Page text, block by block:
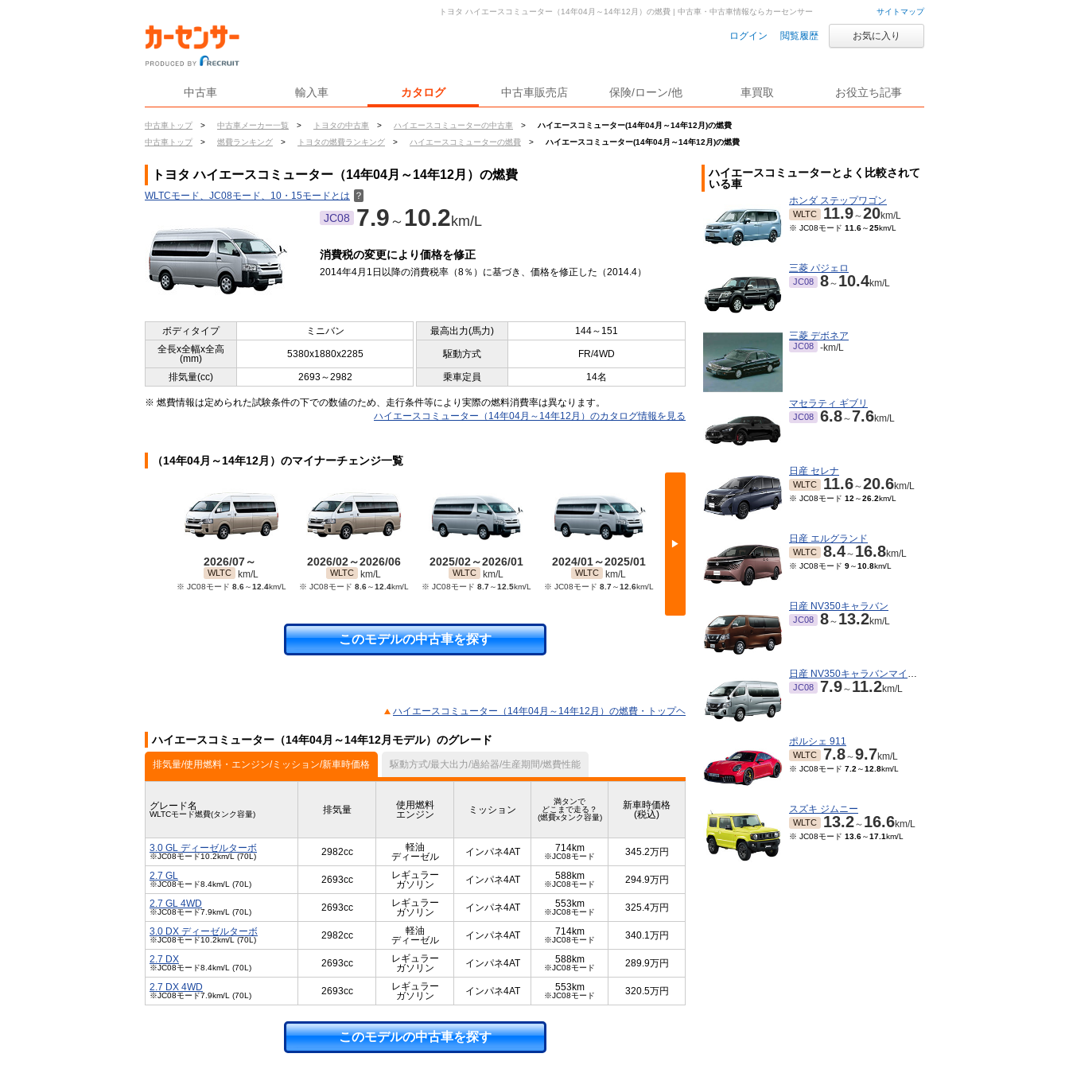
サイトマップ
ログイン 閲覧履歴 お気に入り
中古車 輸入車 カタログ 中古車販売店 保険/ローン/他 車買取 お役立ち記事
中古車トップ > 中古車メーカー一覧 > トヨタの中古車 > ハイエースコミューターの中古車 >
ハイエースコミューター(14年04月～14年12月)の燃費
中古車トップ
> 燃費ランキング > トヨタの燃費ランキング > ハイエースコミューターの燃費 > ハイエースコミューター(14年04月～14年12月)の燃費
トヨタ ハイエースコミューター（14年04月～14年12月）の燃費 | 中古車・中古車情報ならカーセンサー
トヨタ ハイエースコミューター（14年04月～14年12月）の燃費
WLTCモード、JC08モード、10・15モードとは ？
JC08 7.9 ～ 10.2km/L
消費税の変更により価格を修正
2014年4月1日以降の消費税率（8％）に基づき、価格を修正した（2014.4）
ボディタイプ ミニバン 最高出力(馬力)
144～151
全長x全幅x全高
(mm)
5380x1880x2285 駆動方式 FR/4WD
排気量(cc) 2693～2982 乗車定員 14名
※ 燃費情報は定められた試験条件の下での数値のため、走行条件等により実際の燃料消費率は異なります。
ハイエースコミューター（14年04月～14年12月）のカタログ情報を見る
（14年04月～14年12月）のマイナーチェンジ一覧
▶
2026/07～
WLTC km/L
※ JC08モード 8.6～12.4km/L
2026/02～2026/06
WLTC km/L
※ JC08モード 8.6～12.4km/L
2025/02～2026/01
WLTC km/L
※ JC08モード 8.7～12.5km/L
2024/01～2025/01
WLTC km/L
※ JC08モード 8.7～12.6km/L
2022/04～2023/12
WLTC km/L
※ JC08モード ～12.6
2021/08～2022/03
WLTC
このモデルの中古車を探す
ハイエースコミューター（14年04月～14年12月）の燃費・トップヘ
ハイエースコミューター（14年04月～14年12月モデル）のグレード
排気量/使用燃料・エンジン/ミッション/新車時価格 駆動方式/最大出力/過給器/生産期間/燃費性能
グレード名
WLTCモード燃費(タンク容量) 排気量
使用燃料
エンジン
ミッション
満タンで
どこまで走る？
(燃費xタンク容量)
新車時価格
(税込)
3.0 GL ディーゼルターボ
※JC08モード10.2km/L (70L) 2982cc
軽油
ディーゼル
インパネ4AT 714km
※JC08モード 345.2万円
2.7 GL
※JC08モード8.4km/L (70L) 2693cc
レギュラー
ガソリン
インパネ4AT 588km
※JC08モード 294.9万円
2.7 GL 4WD
※JC08モード7.9km/L (70L) 2693cc
レギュラー
ガソリン
インパネ4AT 553km
※JC08モード 325.4万円
3.0 DX ディーゼルターボ
※JC08モード10.2km/L (70L) 2982cc
軽油
ディーゼル
インパネ4AT 714km
※JC08モード 340.1万円
2.7 DX
※JC08モード8.4km/L (70L) 2693cc
レギュラー
ガソリン
インパネ4AT 588km
※JC08モード 289.9万円
2.7 DX 4WD
※JC08モード7.9km/L (70L) 2693cc
レギュラー
ガソリン
インパネ4AT 553km
※JC08モード 320.5万円
このモデルの中古車を探す
ハイエースコミューターとよく比較されて
いる車
ホンダ ステップワゴン
WLTC 11.9～20km/L
※ JC08モード 11.6～25km/L
三菱 パジェロ
JC08 8～ 10.4km/L
三菱 デボネア
JC08 -km/L
マセラティ ギブリ
JC08 6.8～7.6km/L
日産 セレナ
WLTC 11.6～20.6km/L
※ JC08モード 12 ～26.2km/L
日産 エルグランド
WLTC 8.4～ 16.8km/L
※ JC08モード 9～10.8km/L
日産 NV350キャラバン
JC08 8～ 13.2km/L
日産 NV350キャラバンマイクロバス
JC08 7.9～ 11.2km/L
ポルシェ 911
WLTC 7.8～9.7km/L
※ JC08モード 7.2 ～12.8km/L
スズキ ジムニー
WLTC 13.2～ 16.6km/L
※ JC08モード 13.6～17.1km/L